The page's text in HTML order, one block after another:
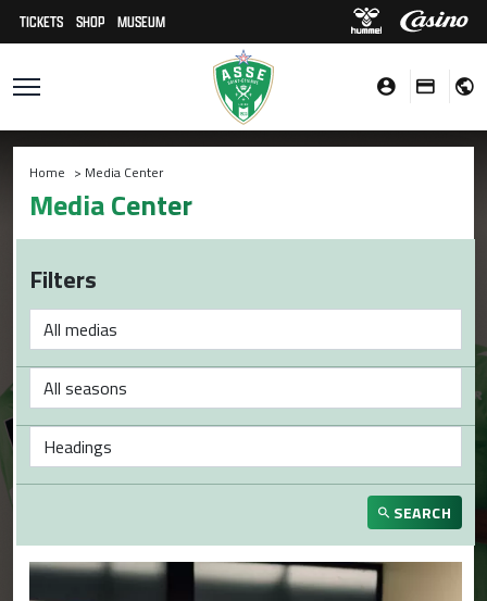
TICKETS SHOP MUSEUM
Home > Media Center
Media Center
Filters
SEARCH